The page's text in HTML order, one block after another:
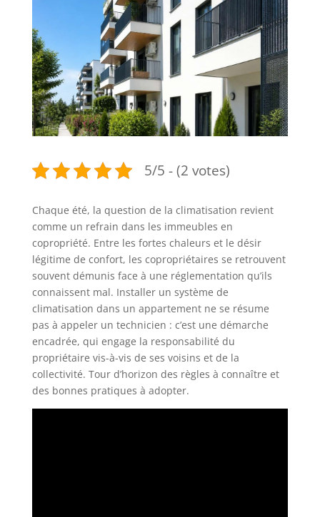
5/5 - (2 votes)
Chaque été, la question de la climatisation revient
comme un refrain dans les immeubles en
copropriété. Entre les fortes chaleurs et le désir
légitime de confort, les copropriétaires se retrouvent
souvent démunis face à une réglementation qu’ils
connaissent mal. Installer un système de
climatisation dans un appartement ne se résume
pas à appeler un technicien : c’est une démarche
encadrée, qui engage la responsabilité du
propriétaire vis-à-vis de ses voisins et de la
collectivité. Tour d’horizon des règles à connaître et
des bonnes pratiques à adopter.